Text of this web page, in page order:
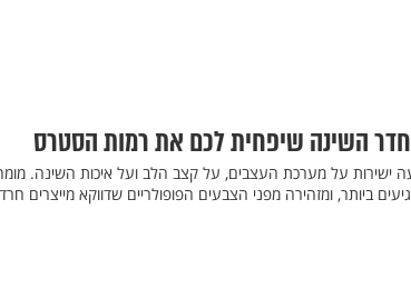
השינה שיפחית לכם את רמות הסטרס
ישירות על מערכת העצבים, על קצב הלב ועל איכות השינה.
ביותר, ומזהירה מפני הצבעים הפופולריים שדווקא מייצרים